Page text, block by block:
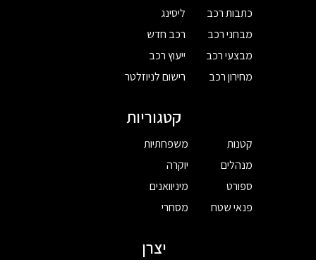
כתבות רכב
מבחני רכב
מבצעי רכב
מחירון רכב
ליסינג
רכב חדש
ייעוץ רכב
רישום לניוזלטר
קטגוריות
קטנות
מנהלים
ספורט
פנאי שטח
משפחתיות
יוקרה
מיניוואנים
מסחרי
יצרן